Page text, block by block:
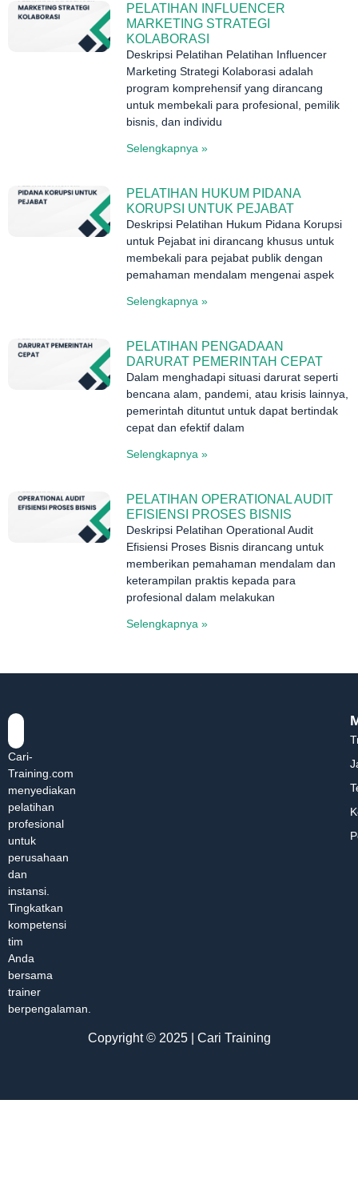
PELATIHAN INFLUENCER
MARKETING STRATEGI
KOLABORASI
Deskripsi Pelatihan Pelatihan Influencer
Marketing Strategi Kolaborasi adalah
program komprehensif yang dirancang
untuk membekali para profesional, pemilik
bisnis, dan individu
Selengkapnya »
PELATIHAN HUKUM PIDANA
KORUPSI UNTUK PEJABAT
Deskripsi Pelatihan Hukum Pidana Korupsi
untuk Pejabat ini dirancang khusus untuk
membekali para pejabat publik dengan
pemahaman mendalam mengenai aspek
Selengkapnya »
PELATIHAN PENGADAAN
DARURAT PEMERINTAH CEPAT
Dalam menghadapi situasi darurat seperti
bencana alam, pandemi, atau krisis lainnya,
pemerintah dituntut untuk dapat bertindak
cepat dan efektif dalam
Selengkapnya »
PELATIHAN OPERATIONAL AUDIT
EFISIENSI PROSES BISNIS
Deskripsi Pelatihan Operational Audit
Efisiensi Proses Bisnis dirancang untuk
memberikan pemahaman mendalam dan
keterampilan praktis kepada para
profesional dalam melakukan
Selengkapnya »
Cari-
Training.com
menyediakan
pelatihan
profesional
untuk
perusahaan
dan
instansi.
Tingkatkan
kompetensi
tim
Anda
bersama
trainer
berpengalaman.
Copyright © 2025 | Cari Training